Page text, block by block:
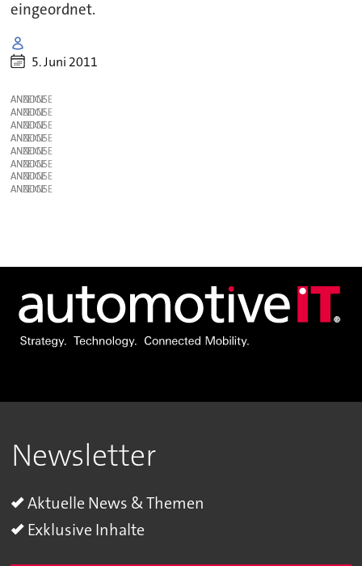
eingeordnet.
5. Juni 2011
ANZEIGE
ANZEIGE
ANZEIGE
ANZEIGE
ANZEIGE
ANZEIGE
ANZEIGE
ANZEIGE
Newsletter
Aktuelle News & Themen
Exklusive Inhalte